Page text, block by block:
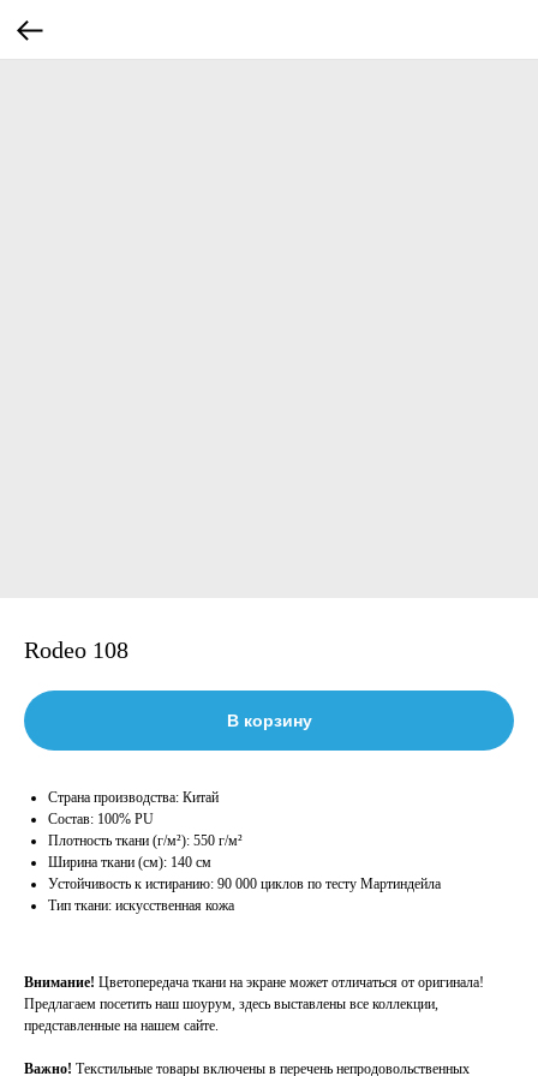
Rodeo 108
В корзину
Страна производства: Китай
Состав: 100% PU
Плотность ткани (г/м²): 550 г/м²
Ширина ткани (см): 140 см
Устойчивость к истиранию: 90 000 циклов по тесту Мартиндейла
Тип ткани: искусственная кожа
Внимание! Цветопередача ткани на экране может отличаться от оригинала!
Предлагаем посетить наш шоурум, здесь выставлены все коллекции,
представленные на нашем сайте.
Важно! Текстильные товары включены в перечень непродовольственных